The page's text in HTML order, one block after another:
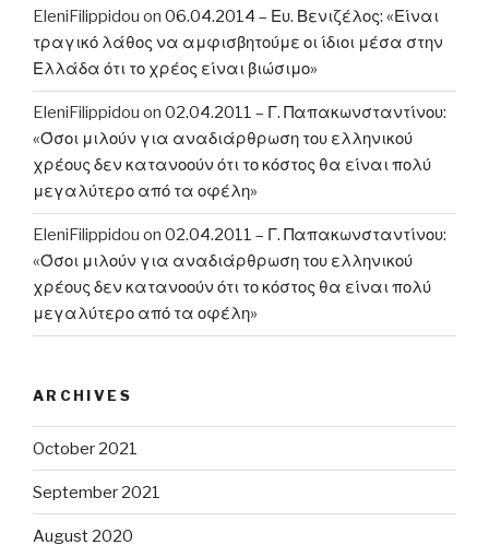
EleniFilippidou on 06.04.2014 – Ευ. Βενιζέλος: «Είναι
τραγικό λάθος να αμφισβητούμε οι ίδιοι μέσα στην
Ελλάδα ότι το χρέος είναι βιώσιμο»
EleniFilippidou on 02.04.2011 – Γ. Παπακωνσταντίνου:
«Όσοι μιλούν για αναδιάρθρωση του ελληνικού
χρέους δεν κατανοούν ότι το κόστος θα είναι πολύ
μεγαλύτερο από τα οφέλη»
EleniFilippidou on 02.04.2011 – Γ. Παπακωνσταντίνου:
«Όσοι μιλούν για αναδιάρθρωση του ελληνικού
χρέους δεν κατανοούν ότι το κόστος θα είναι πολύ
μεγαλύτερο από τα οφέλη»
ARCHIVES
October 2021
September 2021
August 2020